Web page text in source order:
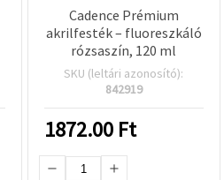
Cadence Prémium
akrilfesték – fluoreszkáló
rózsaszín, 120 ml
SKU (leltári azonosító):
842919
1872.00 Ft